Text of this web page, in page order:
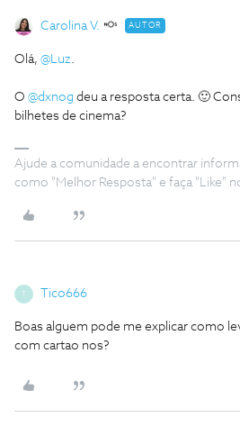
Carolina V. AUTOR
Olá, @Luz.
O @dxnog deu a resposta certa. 🙂
bilhetes de cinema?
Ajude a comunidade a encontrar
como "Melhor Resposta" e faça "Like"
T Tico666
Boas alguem pode me explicar como
com cartao nos?